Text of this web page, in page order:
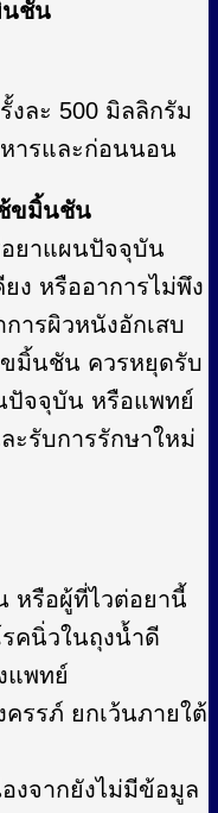
นชัน
ละ 500 มิลลิกรัม
ารและก่อนนอน
ช้ขมิ้นชัน
อยาแผนปัจจุบัน
ง หรืออาการไม่พึง
ารผิวหนังอักเสบ
มิ้นชัน ควรหยุดรับ
ปัจจุบัน หรือแพทย์
ะรับการรักษาใหม่
หรือผู้ที่ไวต่อยานี้
คนิ่วในถุงน้ำดี
แพทย์
รรภ์ ยกเว้นภายใต้
งจากยังไม่มีข้อมูล